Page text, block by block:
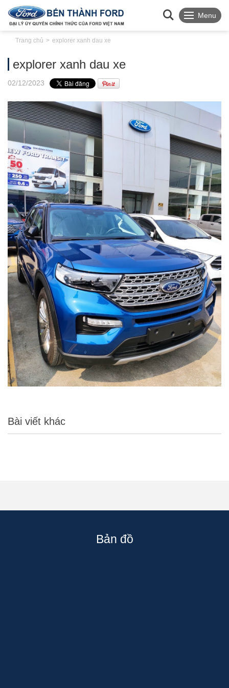
Menu
Trang chủ explorer xanh dau xe
explorer xanh dau xe
02/12/2023
Bài viết khác
Bản đồ